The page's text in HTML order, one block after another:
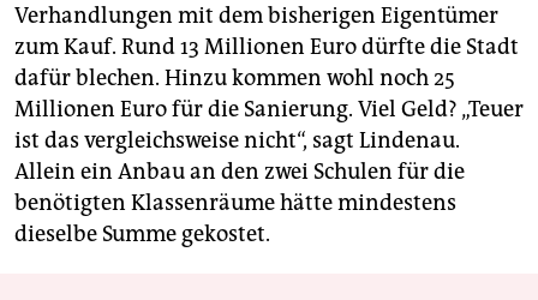
Verhandlungen mit dem bisherigen Eigentümer
zum Kauf. Rund 13 Millionen Euro dürfte die Stadt
dafür blechen. Hinzu kommen wohl noch 25
Millionen Euro für die Sanierung. Viel Geld? „Teuer
ist das vergleichsweise nicht“, sagt Lindenau.
Allein ein Anbau an den zwei Schulen für die
benötigten Klassenräume hätte mindestens
dieselbe Summe gekostet.